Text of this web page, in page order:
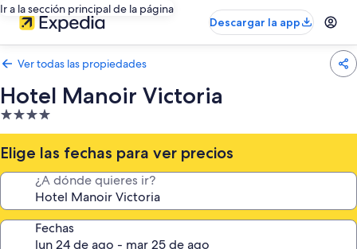
Ir a la sección principal de la página
Descargar la app
Ver todas las propiedades
Hotel Manoir Victoria
Propiedad
de
4.0
estrellas
Elige las fechas para ver precios
¿A dónde quieres ir?
Fechas